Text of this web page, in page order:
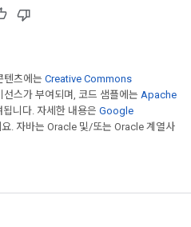
텐츠에는 Creative Commons
선스가 부여되며, 코드 샘플에는 Apache
니다. 자세한 내용은 Google
. 자바는 Oracle 및/또는 Oracle 계열사